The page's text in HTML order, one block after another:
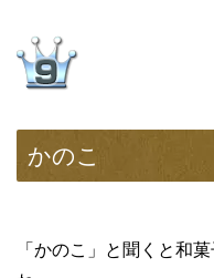
かのこ
「かのこ」と聞くと和